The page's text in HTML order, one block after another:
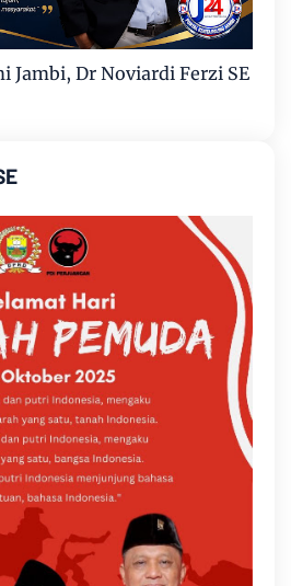
Jambi, Dr Noviardi Ferzi SE